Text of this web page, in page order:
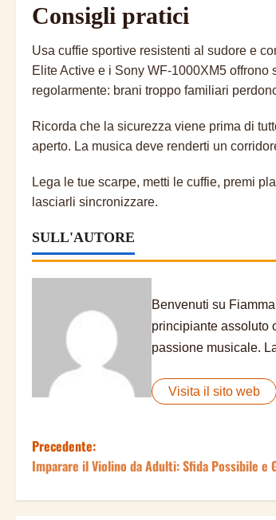
Consigli pratici
Usa cuffie sportive resistenti al sudore e
Elite Active e i Sony WF-1000XM5
regolarmente: brani troppo familiari
Ricorda che la sicurezza viene prima di
aperto. La musica deve renderti un
Lega le tue scarpe, metti le cuffie, premi
lasciarli sincronizzare.
SULL'AUTORE
Benvenuti su
principiante assoluto
passione musicale.
Visita il sito web
N
Precedente:
Imparare il Violino da Adulti: Sfida Possibile e